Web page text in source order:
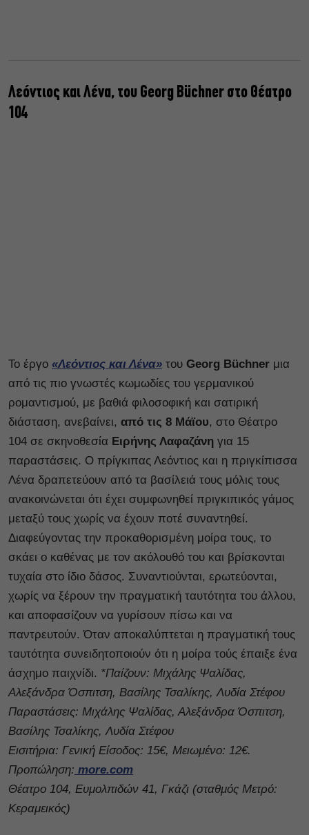
Λεόντιος και Λένα, του Georg Büchner στο Θέατρο
104
Το έργο «Λεόντιος και Λένα» του Georg Büchner μια
από τις πιο γνωστές κωμωδίες του γερμανικού
ρομαντισμού, με βαθιά φιλοσοφική και σατιρική
διάσταση, ανεβαίνει, από τις 8 Μάϊου, στο Θέατρο
104 σε σκηνοθεσία Ειρήνης Λαφαζάνη για 15
παραστάσεις. Ο πρίγκιπας Λεόντιος και η πριγκίπισσα
Λένα δραπετεύουν από τα βασίλειά τους μόλις τους
ανακοινώνεται ότι έχει συμφωνηθεί πριγκιπικός γάμος
μεταξύ τους χωρίς να έχουν ποτέ συναντηθεί.
Διαφεύγοντας την προκαθορισμένη μοίρα τους, το
σκάει ο καθένας με τον ακόλουθό του και βρίσκονται
τυχαία στο ίδιο δάσος. Συναντιούνται, ερωτεύονται,
χωρίς να ξέρουν την πραγματική ταυτότητα του άλλου,
και αποφασίζουν να γυρίσουν πίσω και να
παντρευτούν. Όταν αποκαλύπτεται η πραγματική τους
ταυτότητα συνειδητοποιούν ότι η μοίρα τούς έπαιξε ένα
άσχημο παιχνίδι. *Παίζουν: Μιχάλης Ψαλίδας,
Αλεξάνδρα Όσπιτση, Βασίλης Τσαλίκης, Λυδία Στέφου
Παραστάσεις: Μιχάλης Ψαλίδας, Αλεξάνδρα Όσπιτση,
Βασίλης Τσαλίκης, Λυδία Στέφου
Εισιτήρια: Γενική Είσοδος: 15€, Μειωμένο: 12€.
Προπώληση: more.com
Θέατρο 104, Ευμολπιδών 41, Γκάζι (σταθμός Μετρό:
Κεραμεικός)